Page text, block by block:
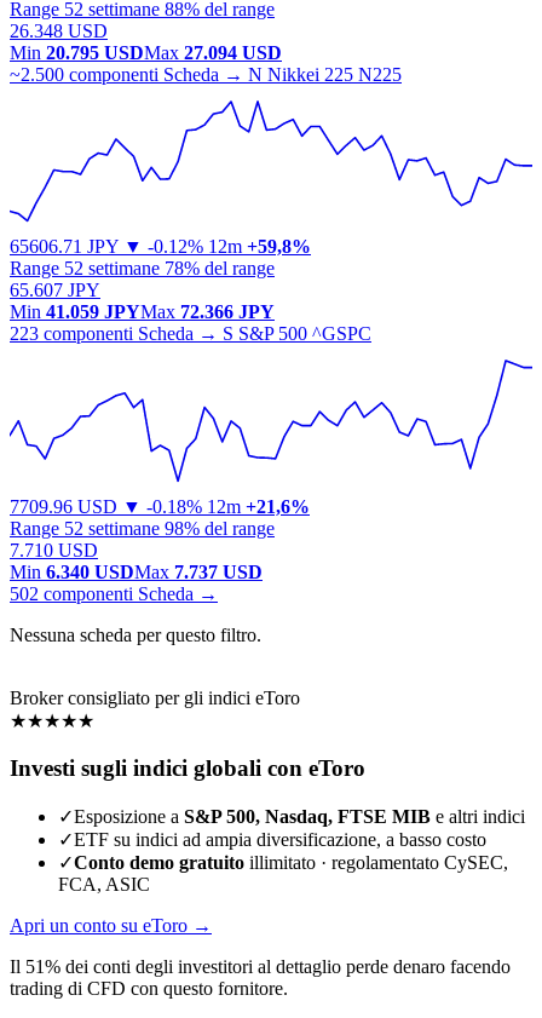
Range 52 settimane 88% del range
26.348 USD
Min 20.795 USDMax 27.094 USD
~2.500 componenti Scheda → N Nikkei 225 N225
65606.71 JPY ▼ -0.12% 12m +59,8%
Range 52 settimane 78% del range
65.607 JPY
Min 41.059 JPYMax 72.366 JPY
223 componenti Scheda → S S&P 500 ^GSPC
7709.96 USD ▼ -0.18% 12m +21,6%
Range 52 settimane 98% del range
7.710 USD
Min 6.340 USDMax 7.737 USD
502 componenti Scheda →
Nessuna scheda per questo filtro.
Broker consigliato per gli indici eToro
★★★★★
Investi sugli indici globali con eToro
✓Esposizione a S&P 500, Nasdaq, FTSE MIB e altri indici
✓ETF su indici ad ampia diversificazione, a basso costo
✓Conto demo gratuito illimitato · regolamentato CySEC,
FCA, ASIC
Apri un conto su eToro →
Il 51% dei conti degli investitori al dettaglio perde denaro facendo
trading di CFD con questo fornitore.